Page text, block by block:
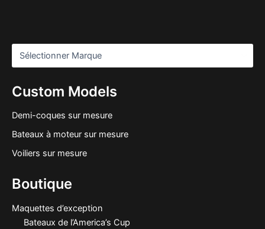
Custom Models
Demi-coques sur mesure
Bateaux à moteur sur mesure
Voiliers sur mesure
Boutique
Maquettes d’exception
Bateaux de l’America’s Cup